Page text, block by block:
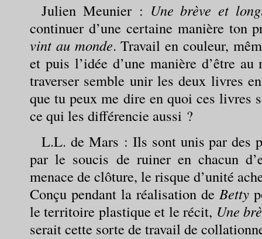
Julien Meunier: Une brève et
continuer d’une certaine manière ton
vint au monde. Travail en couleur,
et puis l’idée d’une manière d’être
traverser semble unir les deux livres
que tu peux me dire en quoi ces livres
ce qui les différencie aussi ?
L.L. de Mars : Ils sont unis par des
par le soucis de ruiner en chacun
menace de clôture, le risque d’unité
Conçu pendant la réalisation de Betty
le territoire plastique et le récit, Une
serait cette sorte de travail de